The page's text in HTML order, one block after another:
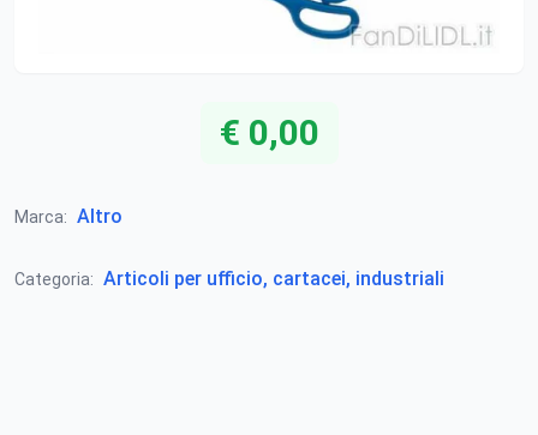
€ 0,00
Marca: Altro
Categoria: Articoli per ufficio, cartacei, industriali